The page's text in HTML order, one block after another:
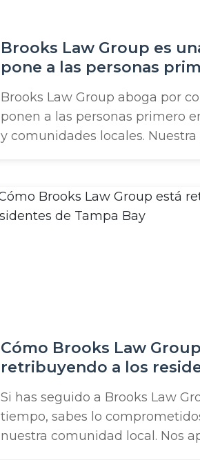
Brooks Law Group es
pone a las personas
Brooks Law Group aboga por
ponen a las personas primero
y comunidades locales.
clase gratuita de ASL en
Haven. Creemos que CADA voz,
Cómo Brooks Law
retribuyendo a los
Si has seguido a Brooks Law
tiempo, sabes lo
nuestra comunidad local. Nos